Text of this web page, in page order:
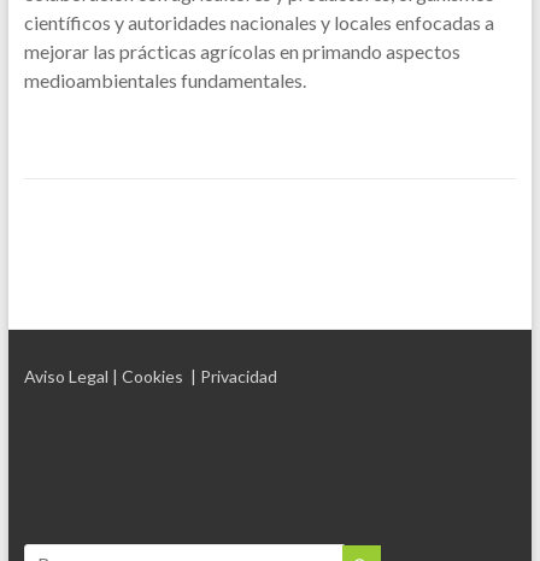
científicos y autoridades nacionales y locales enfocadas a
mejorar las prácticas agrícolas en primando aspectos
medioambientales fundamentales.
Aviso Legal | Cookies | Privacidad